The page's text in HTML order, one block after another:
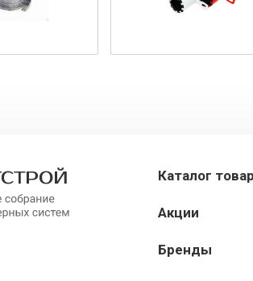
Каталог
Акции
Бренды